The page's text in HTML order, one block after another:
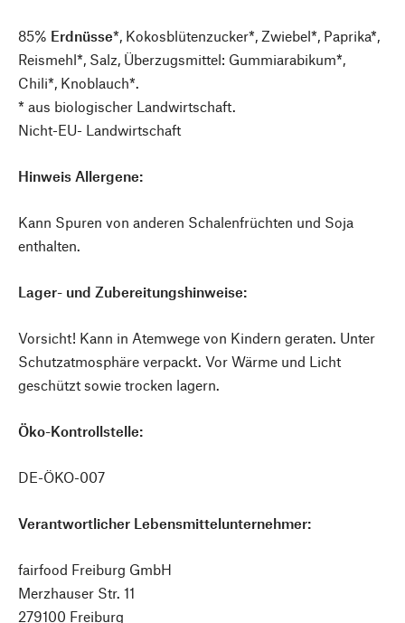
85% Erdnüsse*, Kokosblütenzucker*, Zwiebel*, Paprika*,
Reismehl*, Salz, Überzugsmittel: Gummiarabikum*,
Chili*, Knoblauch*.
* aus biologischer Landwirtschaft.
Nicht-EU- Landwirtschaft
Hinweis Allergene:
Kann Spuren von anderen Schalenfrüchten und Soja
enthalten.
Lager- und Zubereitungshinweise:
Vorsicht! Kann in Atemwege von Kindern geraten. Unter
Schutzatmosphäre verpackt. Vor Wärme und Licht
geschützt sowie trocken lagern.
Öko-Kontrollstelle:
DE-ÖKO-007
Verantwortlicher Lebensmittelunternehmer:
fairfood Freiburg GmbH
Merzhauser Str. 11
279100 Freiburg